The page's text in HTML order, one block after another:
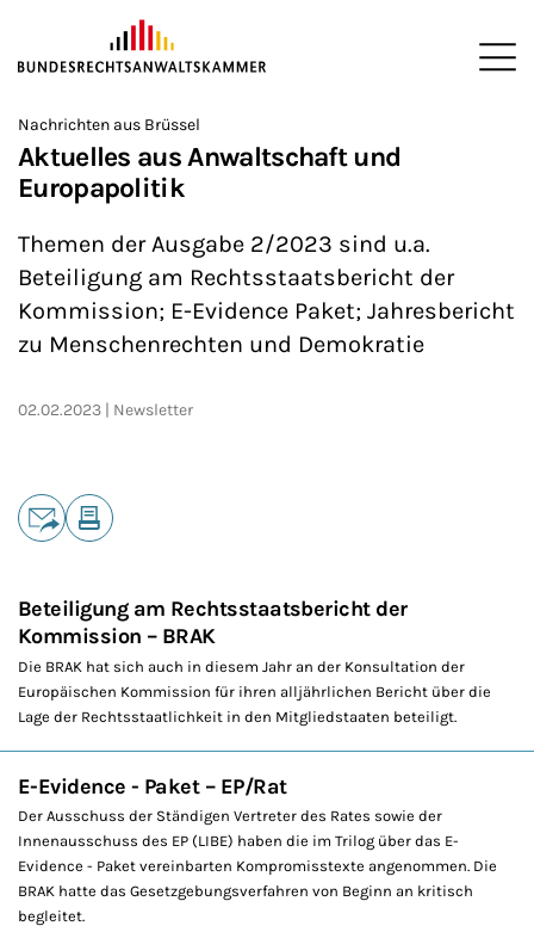
ZUM HAUPTINHALT SPRINGEN
Sie befinden sich hier:
>
Startseite
>
Newsroom
Nachrichten aus Brüssel
Aktuelles aus Anwaltschaft und
Europapolitik
Themen der Ausgabe 2/2023 sind u.a.
Beteiligung am Rechtsstaatsbericht der
Kommission; E-Evidence Paket; Jahresbericht
zu Menschenrechten und Demokratie
02.02.2023 Newsletter
Teilen
Beteiligung am Rechtsstaatsbericht der
Kommission – BRAK
Die BRAK hat sich auch in diesem Jahr an der Konsultation der
Europäischen Kommission für ihren alljährlichen Bericht über die
Lage der Rechtsstaatlichkeit in den Mitgliedstaaten beteiligt.
E-Evidence - Paket – EP/Rat
Der Ausschuss der Ständigen Vertreter des Rates sowie der
Innenausschuss des EP (LIBE) haben die im Trilog über das E-
Evidence - Paket vereinbarten Kompromisstexte angenommen. Die
BRAK hatte das Gesetzgebungsverfahren von Beginn an kritisch
begleitet.